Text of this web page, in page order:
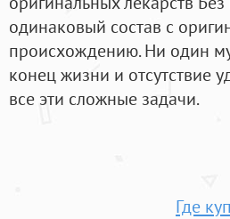
одинаковый состав с
происхождению. Ни один
конец жизни и отсутствие
все эти сложные задачи.
Где